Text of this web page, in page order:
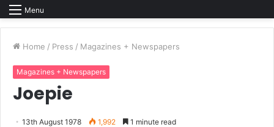
Menu
Home / Press / Magazines + Newspapers
Magazines + Newspapers
Joepie
13th August 1978 1,992 1 minute read